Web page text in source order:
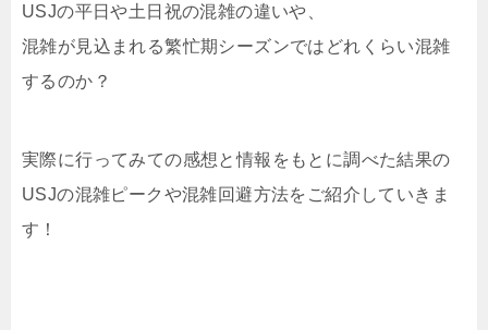
USJの平日や土日祝の混雑の違いや、
混雑が見込まれる繁忙期シーズンではどれくらい混雑
するのか？
実際に行ってみての感想と情報をもとに調べた結果の
USJの混雑ピークや混雑回避方法をご紹介していきま
す！